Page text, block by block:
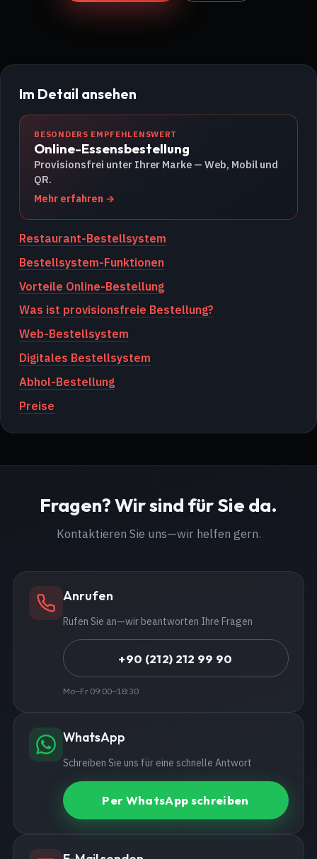
Im Detail ansehen
BESONDERS EMPFEHLENSWERT
Online-Essensbestellung
Provisionsfrei unter Ihrer Marke — Web, Mobil und
QR.
Mehr erfahren
Restaurant-Bestellsystem
Bestellsystem-Funktionen
Vorteile Online-Bestellung
Was ist provisionsfreie Bestellung?
Web-Bestellsystem
Digitales Bestellsystem
Abhol-Bestellung
Preise
Fragen? Wir sind für Sie da.
Kontaktieren Sie uns—wir helfen gern.
Anrufen
Rufen Sie an—wir beantworten Ihre Fragen
+90 (212) 212 99 90
Mo–Fr 09:00–18:30
WhatsApp
Schreiben Sie uns für eine schnelle Antwort
Per WhatsApp schreiben